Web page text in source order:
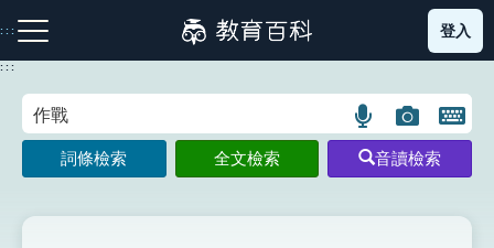
到
主
:::
注音索引圖示 筆畫索引圖示 部首索引表圖示
登入
:::
語
言
搜
圖
片
搜
開
鍵
圖
詞條檢索 全文檢索 音讀檢索